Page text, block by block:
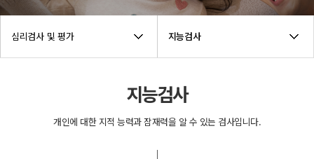
심리검사 및 평가 지능검사
지능검사
개인에 대한 지적 능력과 잠재력을 알 수 있는 검사입니다.